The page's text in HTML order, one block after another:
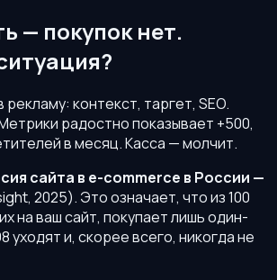
— покупок нет.
контекст, таргет, SEO.
радостно показывает +500,
в месяц. Касса — молчит.
сайта в e-commerce в России —
2025). Это означает, что из 100
на ваш сайт, покупает лишь один-
уходят и, скорее всего, никогда не